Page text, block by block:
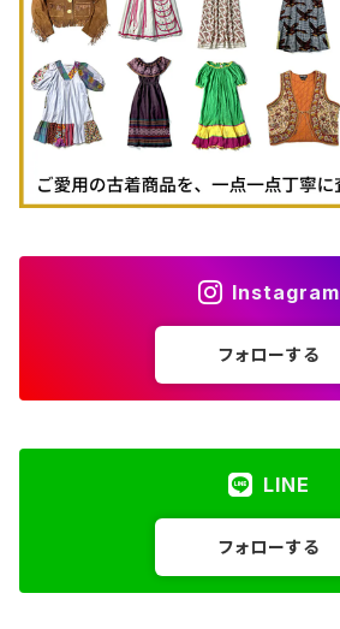
古着パーカー
古着タンクトップ
Instagram
フォローする
LINE
フォローする